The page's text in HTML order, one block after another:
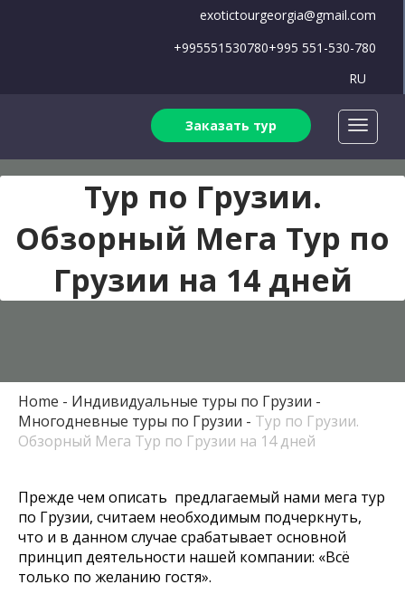
exotictourgeorgia@gmail.com
+995551530780+995 551-530-780
RU
Заказать тур
Тур по Грузии.
Обзорный Мега Тур по
Грузии на 14 дней
Home
Индивидуальные туры по Грузии
Многодневные туры по Грузии
Тур по Грузии.
Обзорный Мега Тур по Грузии на 14 дней
Прежде чем описать предлагаемый нами мега тур
по Грузии, считаем необходимым подчеркнуть,
что и в данном случае срабатывает основной
принцип деятельности нашей компании: «Всё
только по желанию гостя».